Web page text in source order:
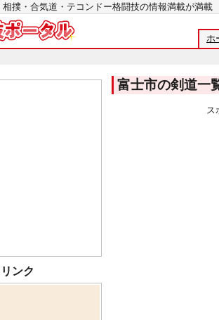
相撲・合気道・テコンドー格闘技の情報満載が
ホ
富士市の剣道一
ス
ンク